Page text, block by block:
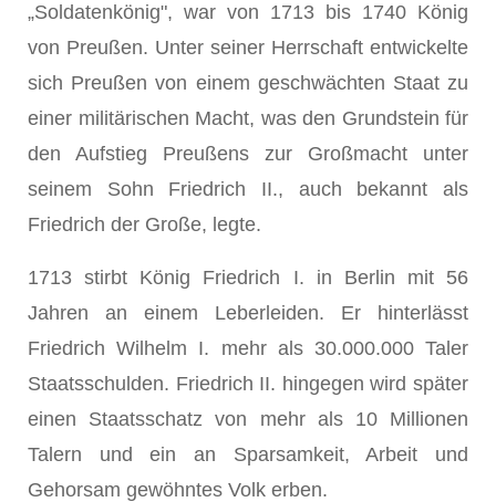
„Soldatenkönig", war von 1713 bis 1740 König
von Preußen. Unter seiner Herrschaft entwickelte
sich Preußen von einem geschwächten Staat zu
einer militärischen Macht, was den Grundstein für
den Aufstieg Preußens zur Großmacht unter
seinem Sohn Friedrich II., auch bekannt als
Friedrich der Große, legte.
1713 stirbt König Friedrich I. in Berlin mit 56
Jahren an einem Leberleiden. Er hinterlässt
Friedrich Wilhelm I. mehr als 30.000.000 Taler
Staatsschulden. Friedrich II. hingegen wird später
einen Staatsschatz von mehr als 10 Millionen
Talern und ein an Sparsamkeit, Arbeit und
Gehorsam gewöhntes Volk erben.